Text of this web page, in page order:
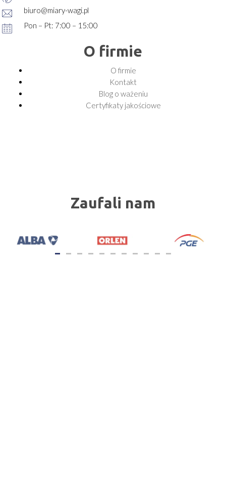
biuro@miary-wagi.pl
Pon – Pt: 7:00 – 15:00
O firmie
O firmie
Kontakt
Blog o ważeniu
Certyfikaty jakościowe
Zaufali nam